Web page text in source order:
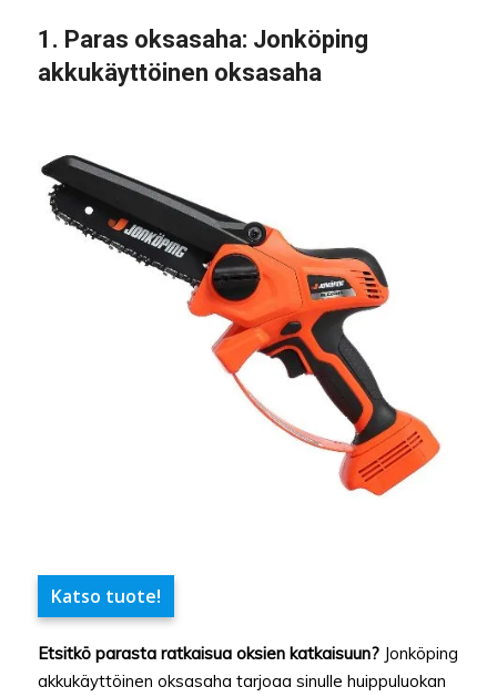
1. Paras oksasaha: Jonköping
akkukäyttöinen oksasaha
Katso tuote!
Etsitkö parasta ratkaisua oksien katkaisuun? Jonköping
akkukäyttöinen oksasaha tarjoaa sinulle huippuluokan